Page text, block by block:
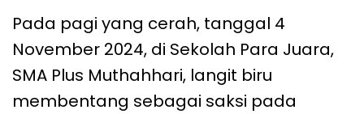
Pada pagi yang cerah, tanggal 4
November 2024, di Sekolah Para Juara,
SMA Plus Muthahhari, langit biru
membentang sebagai saksi pada